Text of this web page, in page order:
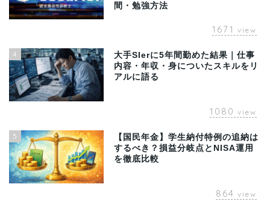
間・勉強方法
1671 view
4
大手SIerに5年間勤めた結果｜仕事
内容・年収・身についたスキルをリ
アルに語る
1080 view
5
【国民年金】学生納付特例の追納は
するべき？損益分岐点とNISA運用
を徹底比較
864 view